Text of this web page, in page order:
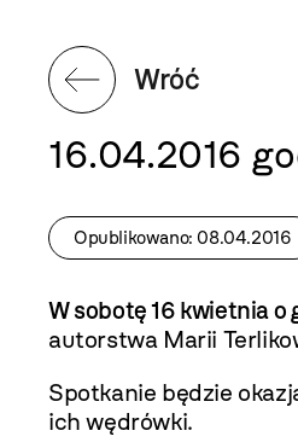
Wróć
16.04.2016
Opublikowano: 08.04.2016
W sobotę 16 kwietnia o
autorstwa Marii
Spotkanie będzie
ich wędrówki.